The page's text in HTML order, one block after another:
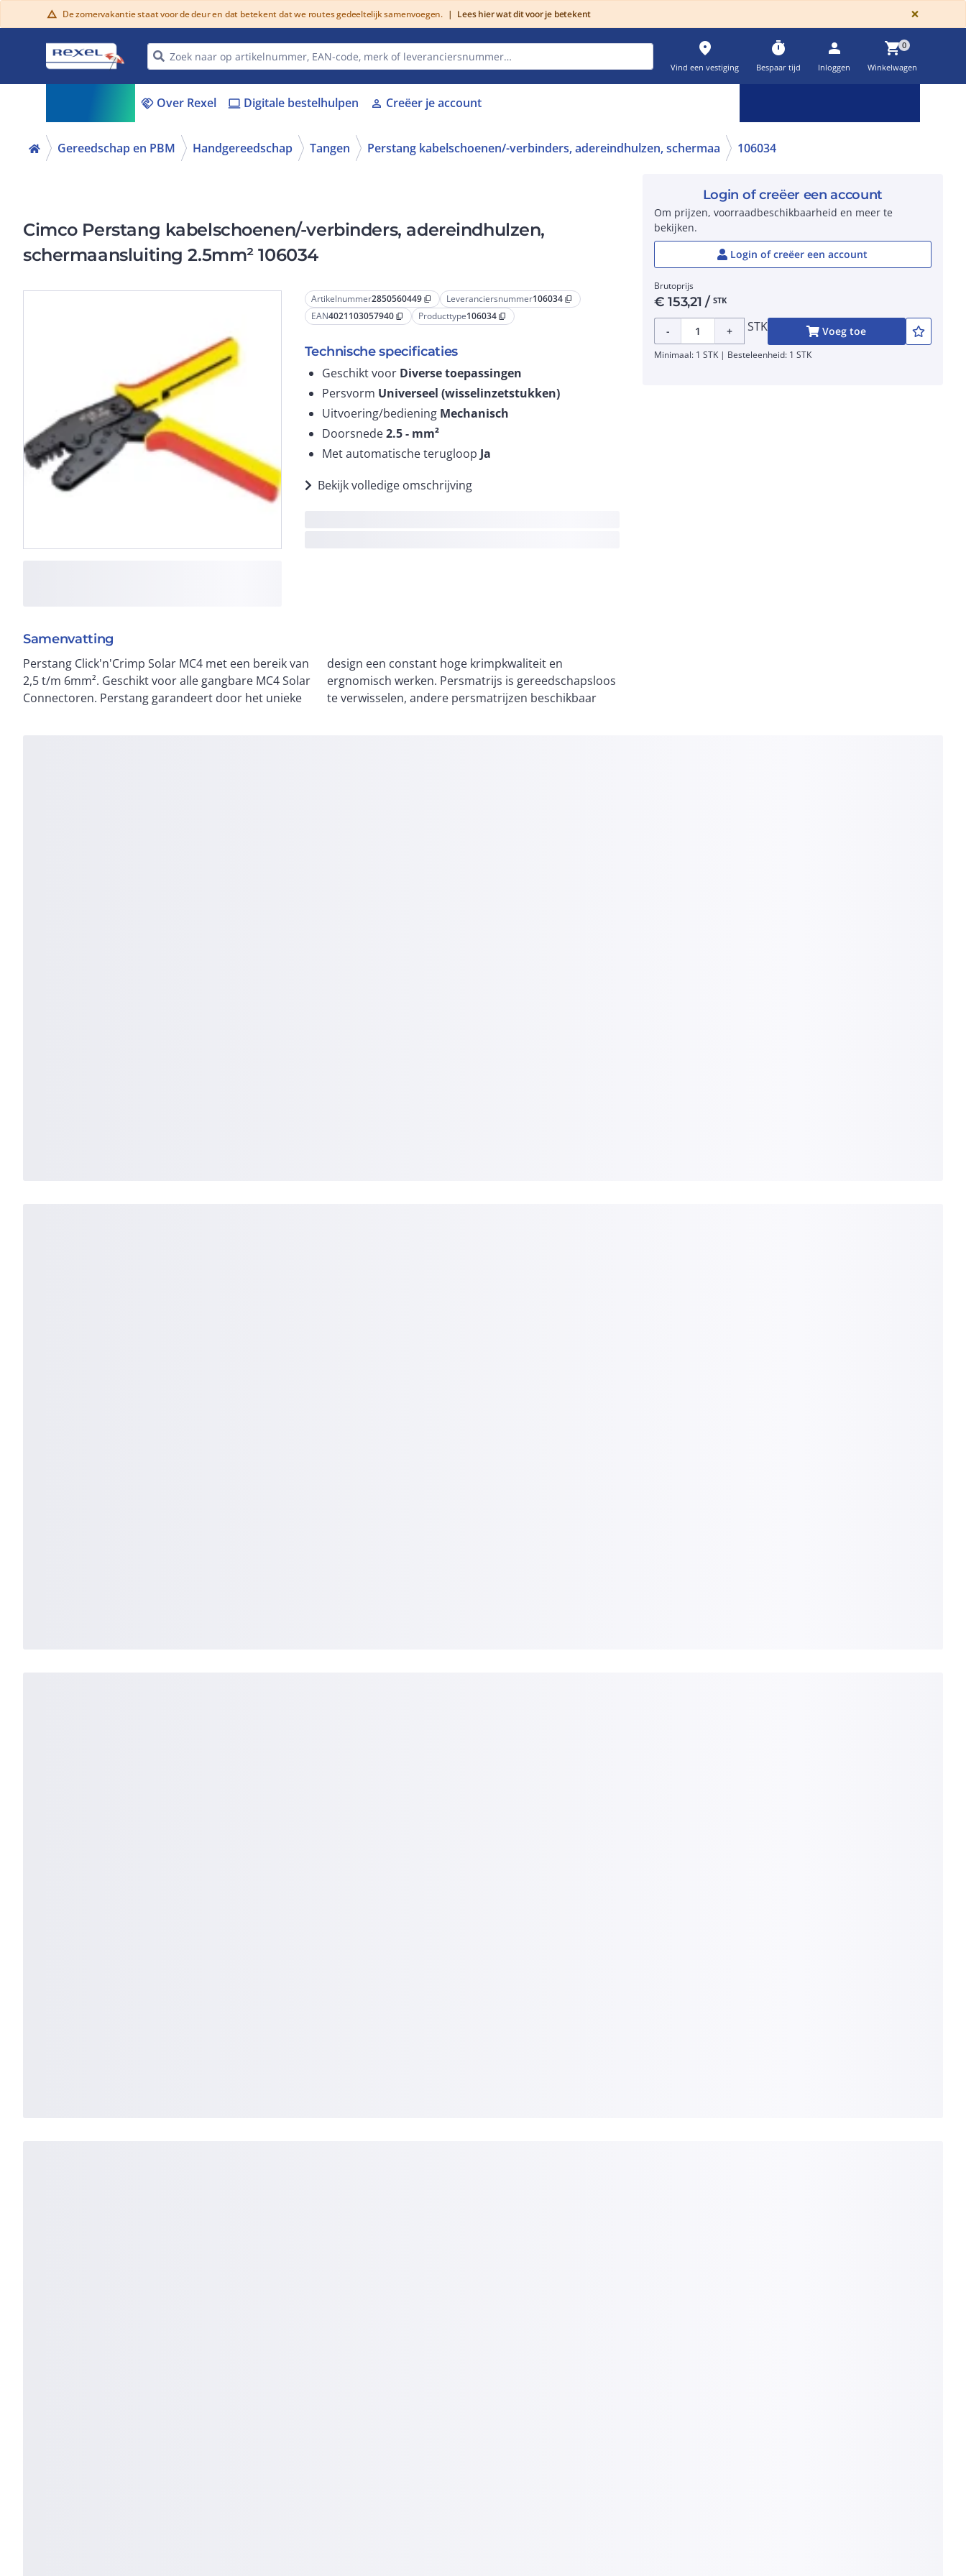
warning De zomervakantie staat voor de deur en dat betekent dat we routes gedeeltelijk samenvoegen. | Lees hier wat dit voor je betekent ×
place
Vind een vestiging
timer
Bespaar tijd
person
Inloggen
shopping_cart0
Winkelwagen
handshake Over Rexel laptop Digitale bestelhulpen person Creëer je account
Gereedschap en PBM Handgereedschap Tangen Perstang kabelschoenen/-verbinders, adereindhulzen, schermaa 106034
Cimco Perstang kabelschoenen/-verbinders, adereindhulzen,
schermaansluiting 2.5mm² 106034
Artikelnummer2850560449 content_copy Leveranciersnummer106034 content_copy
EAN4021103057940 content_copy Producttype106034 content_copy
Technische specificaties
Geschikt voor Diverse toepassingen
Persvorm Universeel (wisselinzetstukken)
Uitvoering/bediening Mechanisch
Doorsnede2.5 - mm²
Met automatische terugloop Ja
Bekijk volledige omschrijving
Samenvatting
Perstang Click'n'Crimp Solar MC4 met een bereik van
2,5 t/m 6mm². Geschikt voor alle gangbare MC4 Solar
Connectoren. Perstang garandeert door het unieke
design een constant hoge krimpkwaliteit en
ergnomisch werken. Persmatrijs is gereedschapsloos
te verwisselen, andere persmatrijzen beschikbaar
Login of creëer een account
Om prijzen, voorraadbeschikbaarheid en meer te
bekijken.
Login of creëer een account
Brutoprijs
€153,21 / STK
- + STK Voeg toe
Minimaal: 1 STK | Besteleenheid: 1 STK